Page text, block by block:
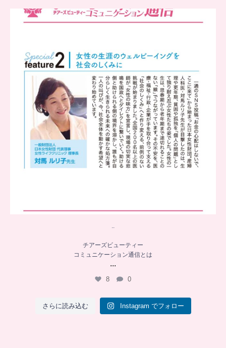
..
8
..
チアーズビューティー
コミュニケーション通信とは
...
8 0
さらに読み込む Instagram でフォロー